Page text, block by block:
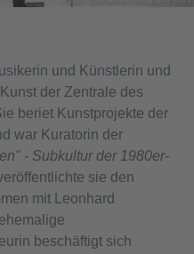
und Künstlerin und
der Zentrale des
beriet Kunstprojekte der
war Kuratorin der
- Subkultur der 1980er-
sie den
mit Leonhard
beschäftigt sich